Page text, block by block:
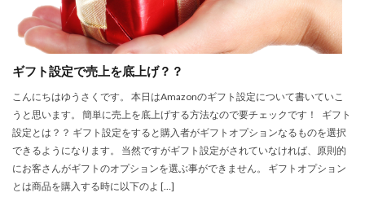
ギフト設定で売上を底上げ？？
こんにちはゆうさくです。 本日はAmazonのギフト設定について書いていこ
うと思います。 簡単に売上を底上げする方法なので要チェックです！ ギフト
設定とは？？ ギフト設定をすると購入者がギフトオプションなるものを選択
できるようになります。 当然ですがギフト設定がされていなければ、原則的
にお客さんがギフトのオプションを選ぶ事ができません。 ギフトオプション
とは商品を購入する時に以下のよ […]